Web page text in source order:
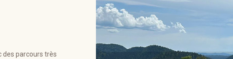
des parcours très